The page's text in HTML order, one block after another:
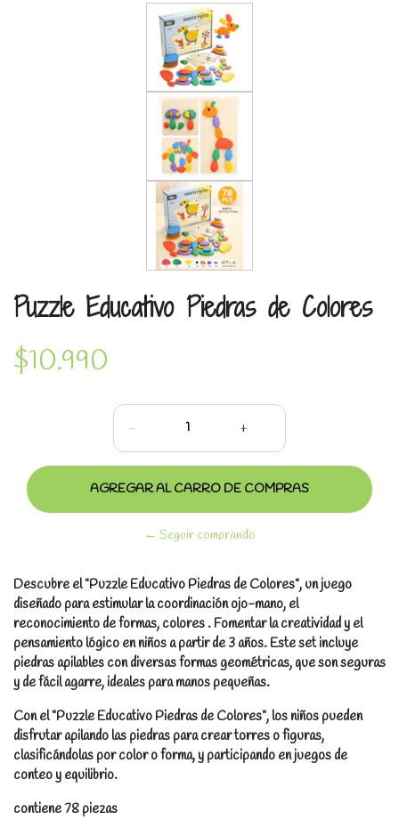
Puzzle Educativo Piedras de Colores
$10.990
- +
← Seguir comprando
Descubre el "Puzzle Educativo Piedras de Colores", un juego
diseñado para estimular la coordinación ojo-mano, el
reconocimiento de formas, colores . Fomentar la creatividad y el
pensamiento lógico en niños a partir de 3 años. Este set incluye
piedras apilables con diversas formas geométricas, que son seguras
y de fácil agarre, ideales para manos pequeñas.
Con el "Puzzle Educativo Piedras de Colores", los niños pueden
disfrutar apilando las piedras para crear torres o figuras,
clasificándolas por color o forma, y participando en juegos de
conteo y equilibrio.
contiene 78 piezas